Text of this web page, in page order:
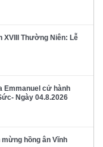
XVIII Thường Niên: Lễ
Emmanuel cử hành
Ngày 04.8.2026
hồng ân Vĩnh